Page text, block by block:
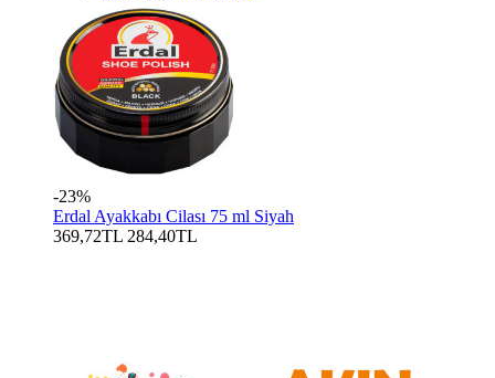
-23%
Erdal Ayakkabı Cilası 75 ml Siyah
369,72TL 284,40TL